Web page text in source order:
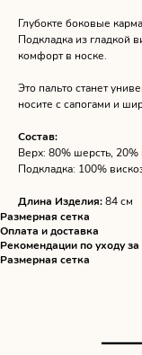
Глубокте боковые
Подкладка из гладкой
комфорт в носке.
Это пальто станет
носите с сапогами и
Состав:
Верх: 80% шерсть,
Подкладка: 100%
Длина Изделия:84 см
Размерная сетка
Оплата и доставка
Рекомендации по уходу
Размерная сетка